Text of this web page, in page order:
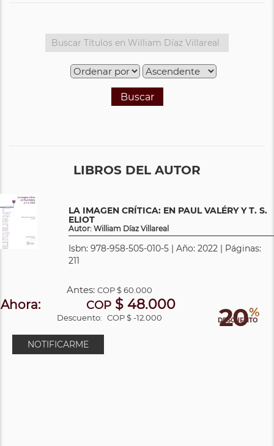
Buscar
LIBROS DEL AUTOR
LA IMAGEN CRÍTICA: EN PAUL VALÉRY Y T. S.
ELIOT
Autor: William Díaz Villareal
Isbn: 978-958-505-010-5 | Año: 2022 | Páginas:
211
20%
DESCUENTO
Antes:COP$ 60.000
Ahora: COP $ 48.000
Descuento: COP $ -12.000
NOTIFICARME